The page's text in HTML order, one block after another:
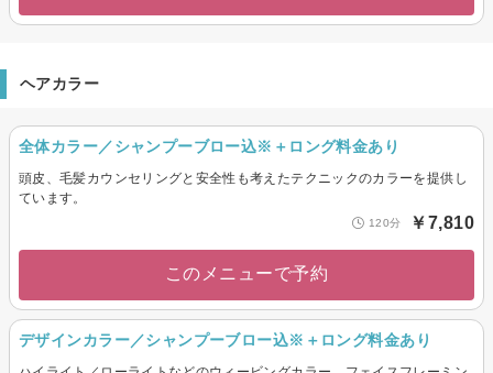
ヘアカラー
全体カラー／シャンプーブロー込※＋ロング料金あり
頭皮、毛髪カウンセリングと安全性も考えたテクニックのカラーを提供し
ています。
120分 ￥7,810
このメニューで予約
デザインカラー／シャンプーブロー込※＋ロング料金あり